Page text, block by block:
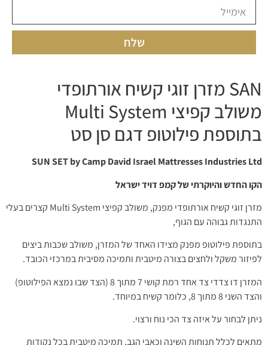
שלח
SAN מזרן זוגי קשיח אורתופדי
משולב קפיצי Multi System
בתוספת פילוטופ דגם סן סט
SUN SET by Camp David Israel Mattresses Industries Ltd
הקו החדש והיוקרתי של קמפ דויד ישראל
מזרן זוגי קשיח אורתופדי מפנק, משולב קפיצי Multi System קצרים בעלי
התנגדות גבוהה עם הגוף,
בתוספת פילוטופ מפנק מצידו האחד של המזרן, משולב שכבות ביצים
לפיזור משקל ולחצים בצורה מיטבית ותמיכה מסיבית במרכזי הכובד.
המזרן דו צדדי צד אחד רמת קושי 7 מתוך 8 (הצד שבו נמצא הפילוטופ)
והצד השני 8 מתוך 8, כלומר קשיח במיוחד.
ניתן לבחור על איזה צד הכי נוח ורצוי.
מתאים לכלל תנוחות השינה וכאבי הגב, תמיכה מיטבית בכל נקודות